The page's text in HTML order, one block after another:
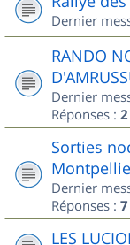
Dernier
RANDO
Dernier
Réponses : 2
Sorties
Dernier
Réponses : 7
LES